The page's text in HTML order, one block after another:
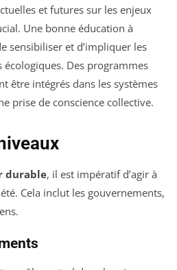
et futures sur les enjeux
Une bonne éducation à
sensibiliser et d’impliquer les
Des programmes
être intégrés dans les systèmes
prise de conscience collective.
durable, il est impératif d’agir à
Cela inclut les gouvernements,